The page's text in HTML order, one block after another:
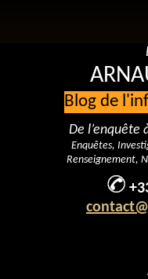
Blog de
De l’enquête
Enquêtes,
Renseignement,